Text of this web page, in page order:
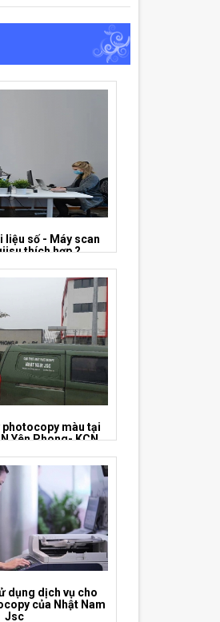
liệu số - Máy scan
thích hợp ?
photocopy màu tại
Yên Phong- KCN
dụng dịch vụ cho
của Nhật Nam
Jsc